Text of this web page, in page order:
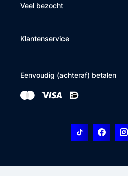
Veel bezocht
Klantenservice
Eenvoudig (achteraf) betalen